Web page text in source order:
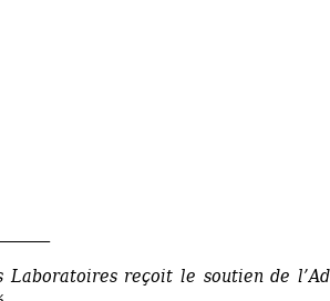
Laboratoires reçoit le soutien de